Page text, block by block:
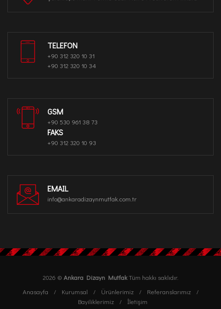
TELEFON
+90 312 320 10 31
+90 312 320 10 34
GSM
+90 530 961 38 73
FAKS
+90 312 320 10 93
EMAIL
info@ankaradizaynmutfak.com.tr
2026 © Ankara Dizayn MutfakTüm hakkı saklıdır.
Anasayfa
Kurumsal Ürünlerimiz
Referanslarımız
Bayiliklerimiz
İletişim